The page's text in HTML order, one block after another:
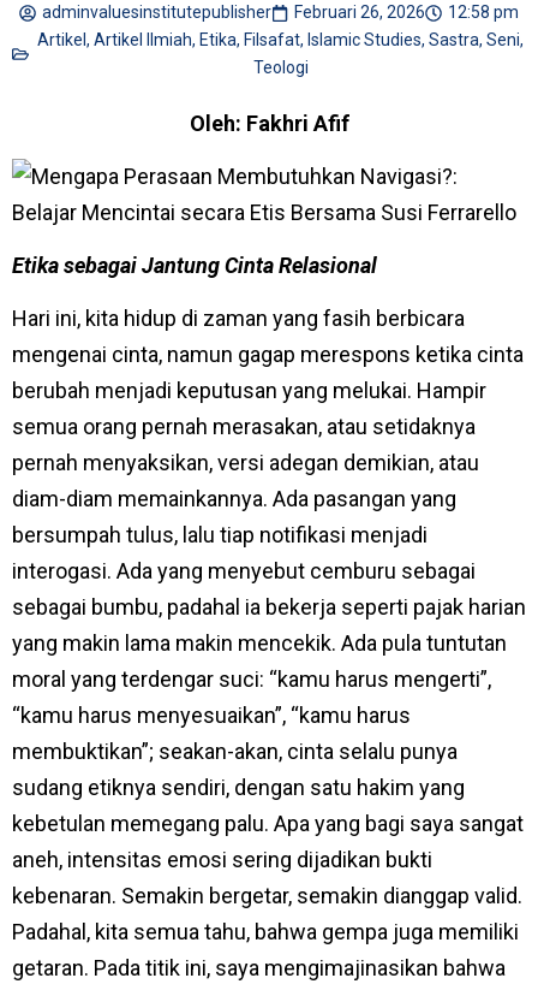
adminvaluesinstitutepublisher Februari 26, 2026
12:58 pm
Artikel , Artikel Ilmiah, Etika, Filsafat, Islamic Studies, Sastra, Seni,
Teologi
Oleh: Fakhri Afif
Etika sebagai Jantung Cinta Relasional
Hari ini, kita hidup di zaman yang fasih berbicara
mengenai cinta, namun gagap merespons ketika cinta
berubah menjadi keputusan yang melukai. Hampir
semua orang pernah merasakan, atau setidaknya
pernah menyaksikan, versi adegan demikian, atau
diam-diam memainkannya. Ada pasangan yang
bersumpah tulus, lalu tiap notifikasi menjadi
interogasi. Ada yang menyebut cemburu sebagai
sebagai bumbu, padahal ia bekerja seperti pajak harian
yang makin lama makin mencekik. Ada pula tuntutan
moral yang terdengar suci: “kamu harus mengerti”,
“kamu harus menyesuaikan”, “kamu harus
membuktikan”; seakan-akan, cinta selalu punya
sudang etiknya sendiri, dengan satu hakim yang
kebetulan memegang palu. Apa yang bagi saya sangat
aneh, intensitas emosi sering dijadikan bukti
kebenaran. Semakin bergetar, semakin dianggap valid.
Padahal, kita semua tahu, bahwa gempa juga memiliki
getaran. Pada titik ini, saya mengimajinasikan bahwa